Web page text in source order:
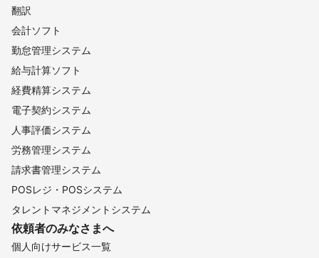
翻訳
会計ソフト
勤怠管理システム
給与計算ソフト
経費精算システム
電子契約システム
人事評価システム
労務管理システム
請求書管理システム
POSレジ・POSシステム
タレントマネジメントシステム
依頼者のみなさまへ
個人向けサービス一覧